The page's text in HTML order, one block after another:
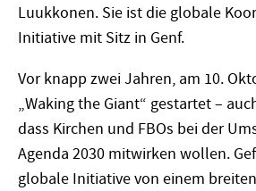
Luukkonen. Sie ist die globale
Initiative mit Sitz in Genf.
Vor knapp zwei Jahren, am 10.
„Waking the Giant“ gestartet –
dass Kirchen und FBOs bei der
Agenda 2030 mitwirken wollen.
globale Initiative von einem